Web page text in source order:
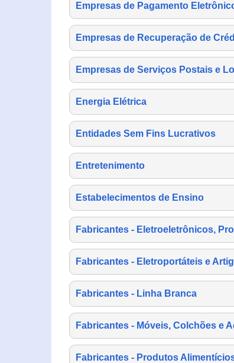
Empresas de Pagamento
Empresas de Recuperação de
Empresas de Serviços Postais e
Energia Elétrica
Entidades Sem Fins Lucrativos
Entretenimento
Estabelecimentos de Ensino
Fabricantes - Eletroeletrônicos,
Fabricantes - Eletroportáteis e
Fabricantes - Linha Branca
Fabricantes - Móveis, Colchões e
Fabricantes - Produtos